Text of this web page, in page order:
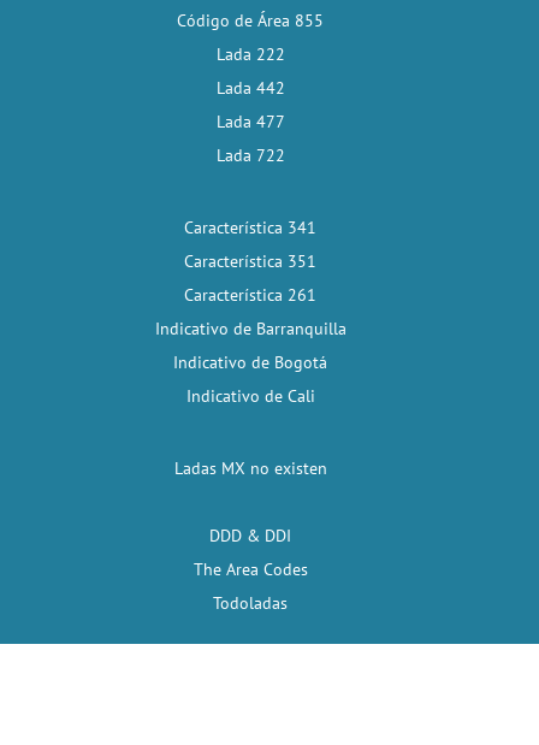
Código de Área 855
Lada 222
Lada 442
Lada 477
Lada 722
Característica 341
Característica 351
Característica 261
Indicativo de Barranquilla
Indicativo de Bogotá
Indicativo de Cali
Ladas MX no existen
DDD & DDI
The Area Codes
Todoladas